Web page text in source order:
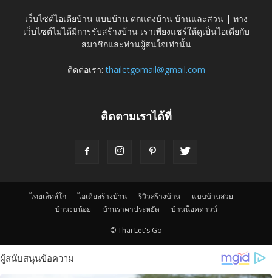
เว็บไซต์ไอเดียบ้าน แบบบ้าน ตกแต่งบ้าน บ้านและสวน | ทาง
เว็บไซต์ไม่ได้มีการรับสร้างบ้าน เราเพียงแชร์ให้ดูเป็นไอเดียกับ
สมาชิกและท่านผู้สนใจเท่านั้น
ติดต่อเรา:thailetgomail@gmail.com
ติดตามเราได้ที่
ไทยเล็ทส์โก ไอเดียสร้างบ้าน รีวิวสร้างบ้าน
แบบบ้านสวย
บ้านงบน้อย
บ้านราคาประหยัด บ้านน็อคดาวน์
© Thai Let's Go